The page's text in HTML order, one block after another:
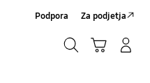
Podpora Za podjetja